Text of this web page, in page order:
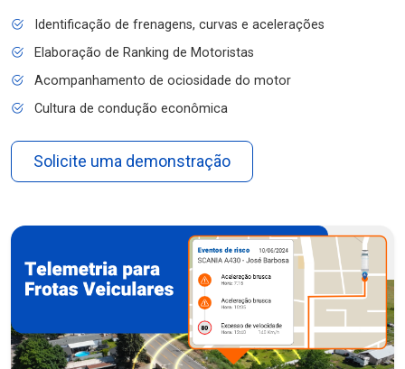
Identificação de frenagens, curvas e acelerações
Elaboração de Ranking de Motoristas
Acompanhamento de ociosidade do motor
Cultura de condução econômica
Solicite uma demonstração